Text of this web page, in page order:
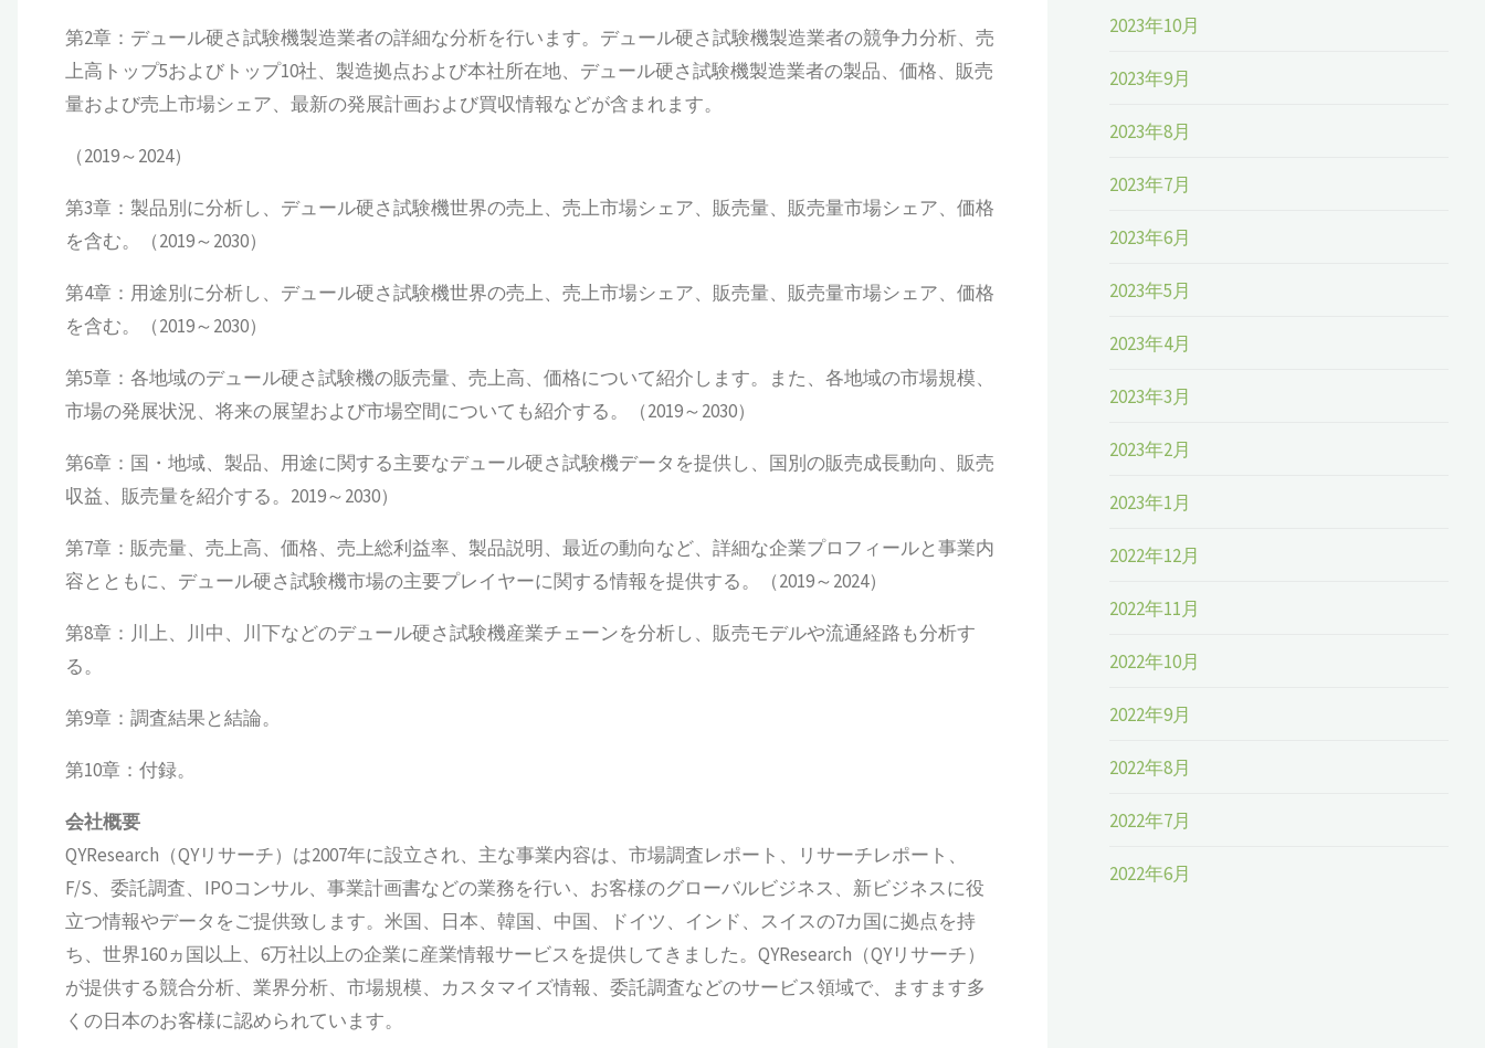
第2章：デュール硬さ試験機製造業者の詳細な分析を行います。デュール硬さ試験機製造業者の競争力分析、売
上高トップ5およびトップ10社、製造拠点および本社所在地、デュール硬さ試験機製造業者の製品、価格、販売
量および売上市場シェア、最新の発展計画および買収情報などが含まれます。
（2019～2024）
第3章：製品別に分析し、デュール硬さ試験機世界の売上、売上市場シェア、販売量、販売量市場シェア、価格
を含む。（2019～2030）
第4章：用途別に分析し、デュール硬さ試験機世界の売上、売上市場シェア、販売量、販売量市場シェア、価格
を含む。（2019～2030）
第5章：各地域のデュール硬さ試験機の販売量、売上高、価格について紹介します。また、各地域の市場規模、
市場の発展状況、将来の展望および市場空間についても紹介する。（2019～2030）
第6章：国・地域、製品、用途に関する主要なデュール硬さ試験機データを提供し、国別の販売成長動向、販売
収益、販売量を紹介する。2019～2030）
第7章：販売量、売上高、価格、売上総利益率、製品説明、最近の動向など、詳細な企業プロフィールと事業内
容とともに、デュール硬さ試験機市場の主要プレイヤーに関する情報を提供する。（2019～2024）
第8章：川上、川中、川下などのデュール硬さ試験機産業チェーンを分析し、販売モデルや流通経路も分析す
る。
第9章：調査結果と結論。
第10章：付録。
会社概要
QYResearch（QYリサーチ）は2007年に設立され、主な事業内容は、市場調査レポート、リサーチレポート、
F/S、委託調査、IPOコンサル、事業計画書などの業務を行い、お客様のグローバルビジネス、新ビジネスに役
立つ情報やデータをご提供致します。米国、日本、韓国、中国、ドイツ、インド、スイスの7カ国に拠点を持
ち、世界160ヵ国以上、6万社以上の企業に産業情報サービスを提供してきました。QYResearch（QYリサーチ）
が提供する競合分析、業界分析、市場規模、カスタマイズ情報、委託調査などのサービス領域で、ますます多
くの日本のお客様に認められています。
2023年10月
2023年9月
2023年8月
2023年7月
2023年6月
2023年5月
2023年4月
2023年3月
2023年2月
2023年1月
2022年12月
2022年11月
2022年10月
2022年9月
2022年8月
2022年7月
2022年6月